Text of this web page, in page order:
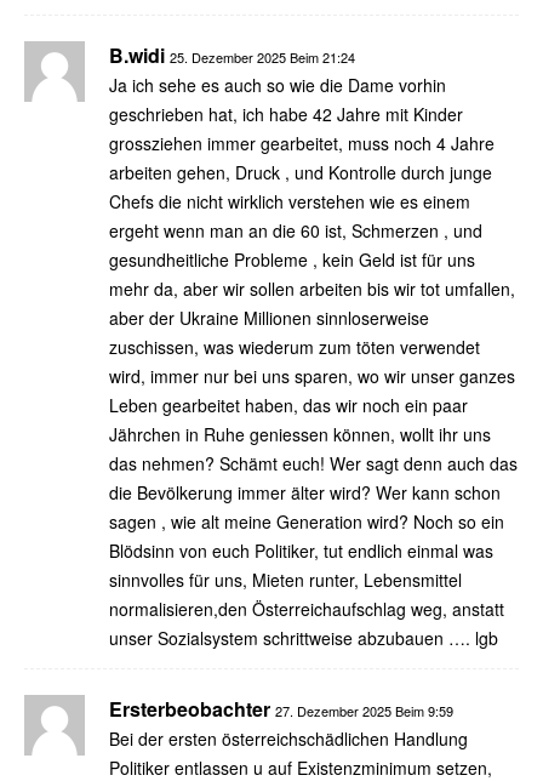
B.widi 25. Dezember 2025 Beim 21:24
Ja ich sehe es auch so wie die Dame vorhin
geschrieben hat, ich habe 42 Jahre mit Kinder
grossziehen immer gearbeitet, muss noch 4 Jahre
arbeiten gehen, Druck , und Kontrolle durch junge
Chefs die nicht wirklich verstehen wie es einem
ergeht wenn man an die 60 ist, Schmerzen , und
gesundheitliche Probleme , kein Geld ist für uns
mehr da, aber wir sollen arbeiten bis wir tot umfallen,
aber der Ukraine Millionen sinnloserweise
zuschissen, was wiederum zum töten verwendet
wird, immer nur bei uns sparen, wo wir unser ganzes
Leben gearbeitet haben, das wir noch ein paar
Jährchen in Ruhe geniessen können, wollt ihr uns
das nehmen? Schämt euch! Wer sagt denn auch das
die Bevölkerung immer älter wird? Wer kann schon
sagen , wie alt meine Generation wird? Noch so ein
Blödsinn von euch Politiker, tut endlich einmal was
sinnvolles für uns, Mieten runter, Lebensmittel
normalisieren,den Österreichaufschlag weg, anstatt
unser Sozialsystem schrittweise abzubauen …. lgb
Ersterbeobachter 27. Dezember 2025 Beim 9:59
Bei der ersten österreichschädlichen Handlung
Politiker entlassen u auf Existenzminimum setzen,